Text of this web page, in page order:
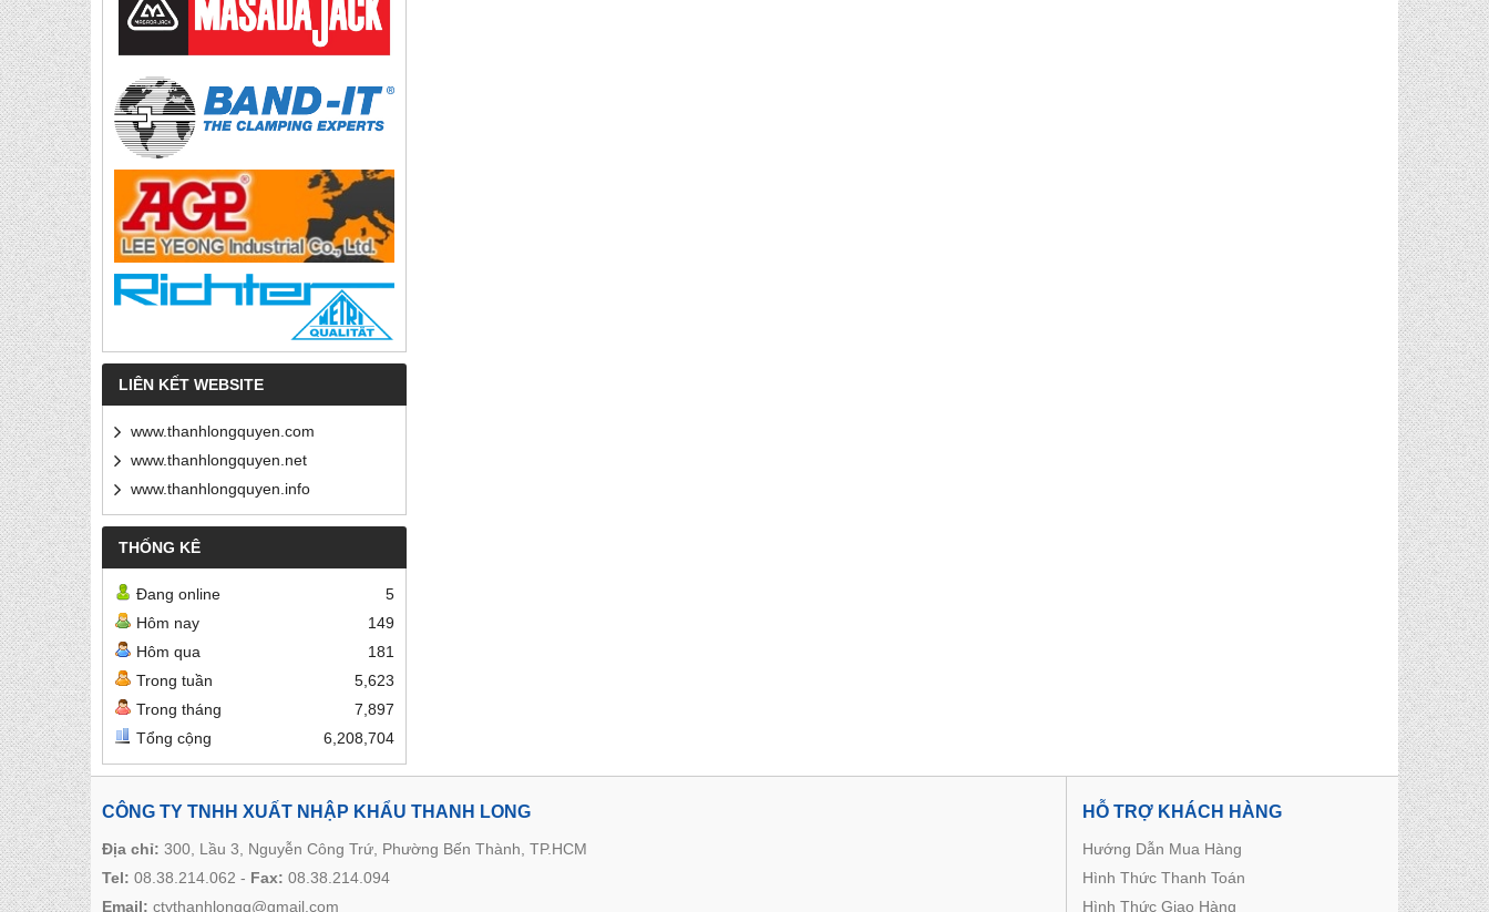
LIÊN KẾT WEBSITE
www.thanhlongquyen.com
www.thanhlongquyen.net
www.thanhlongquyen.info
THỐNG KÊ
Đang online
5
Hôm nay
149
Hôm qua
181
Trong tuần
5,623
Trong tháng
7,897
Tổng cộng
6,208,704
CÔNG TY TNHH XUẤT NHẬP KHẨU THANH LONG
Địa chỉ: 300, Lầu 3, Nguyễn Công Trứ, Phường Bến Thành, TP.HCM
Tel: 08.38.214.062 - Fax: 08.38.214.094
Email: ctythanhlongq@gmail.com
HỖ TRỢ KHÁCH HÀNG
Hướng Dẫn Mua Hàng
Hình Thức Thanh Toán
Hình Thức Giao Hàng